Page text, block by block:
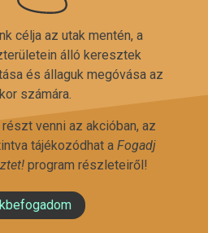
célja az utak mentén, a
álló keresztek
és állaguk megóvása az
számára.
venni az akcióban, az
tájékozódhat a Fogadj
program részleteiről!